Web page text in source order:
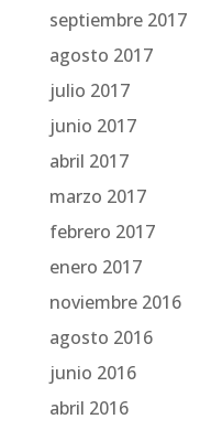
septiembre 2017
agosto 2017
julio 2017
junio 2017
abril 2017
marzo 2017
febrero 2017
enero 2017
noviembre 2016
agosto 2016
junio 2016
abril 2016